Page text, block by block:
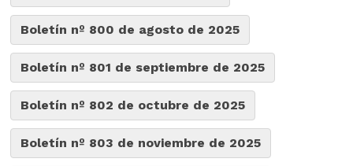
Boletín nº 800 de agosto de 2025
Boletín nº 801 de septiembre de 2025
Boletín nº 802 de octubre de 2025
Boletín nº 803 de noviembre de 2025